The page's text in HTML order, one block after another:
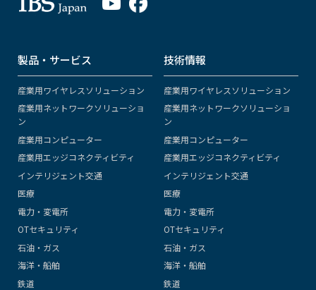
製品・サービス
産業用ワイヤレスソリューション
産業用ネットワークソリューショ
ン
産業用コンピューター
産業用エッジコネクティビティ
インテリジェント交通
医療
電力・変電所
OTセキュリティ
石油・ガス
海洋・船舶
鉄道
技術情報
産業用ワイヤレスソリューション
産業用ネットワークソリューショ
ン
産業用コンピューター
産業用エッジコネクティビティ
インテリジェント交通
医療
電力・変電所
OTセキュリティ
石油・ガス
海洋・船舶
鉄道